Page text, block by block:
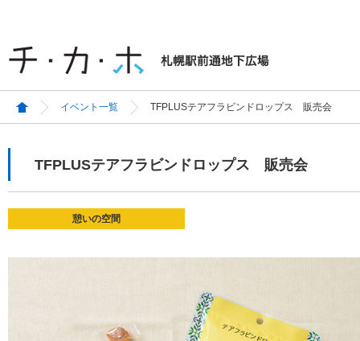
イベント一覧 TFPLUSテアフラビンドロップス 販売会
TFPLUSテアフラビンドロップス 販売会
憩いの空間